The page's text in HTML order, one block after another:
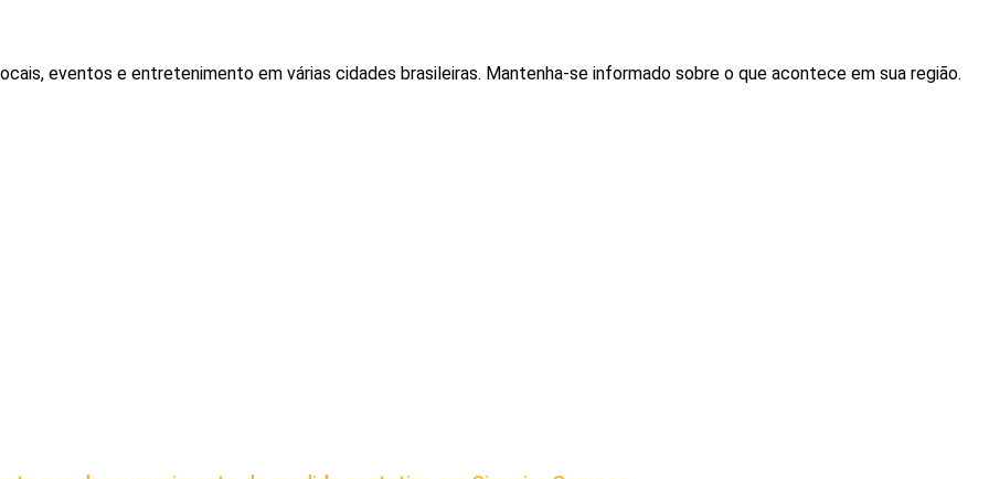
eventos e entretenimento em várias cidades brasileiras. Mantenha-se informado sobre o que acontece em sua região.